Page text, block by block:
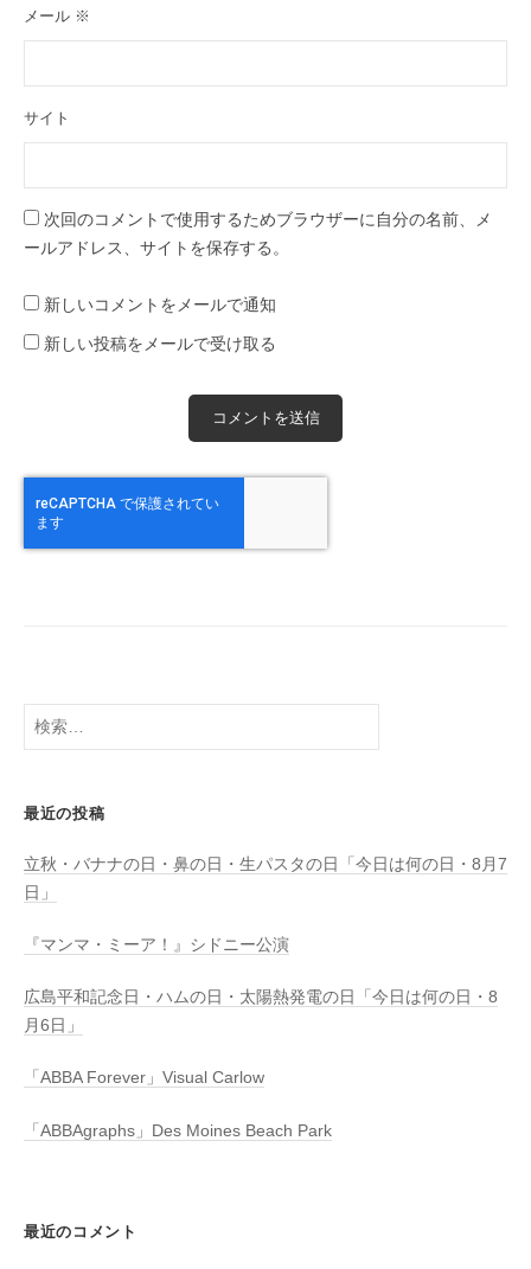
メール ※
サイト
次回のコメントで使用するためブラウザーに自分の名前、メ
ールアドレス、サイトを保存する。
新しいコメントをメールで通知
新しい投稿をメールで受け取る
検
索:
最近の投稿
立秋・バナナの日・鼻の日・生パスタの日「今日は何の日・8月7
日」
『マンマ・ミーア！』シドニー公演
広島平和記念日・ハムの日・太陽熱発電の日「今日は何の日・8
月6日」
「ABBA Forever」Visual Carlow
「ABBAgraphs」Des Moines Beach Park
最近のコメント